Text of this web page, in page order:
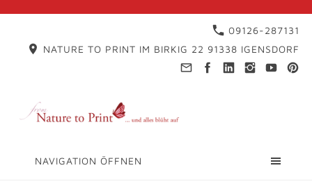
09126-287131
NATURE TO PRINT IM BIRKIG 22 91338 IGENSDORF
NAVIGATION ÖFFNEN